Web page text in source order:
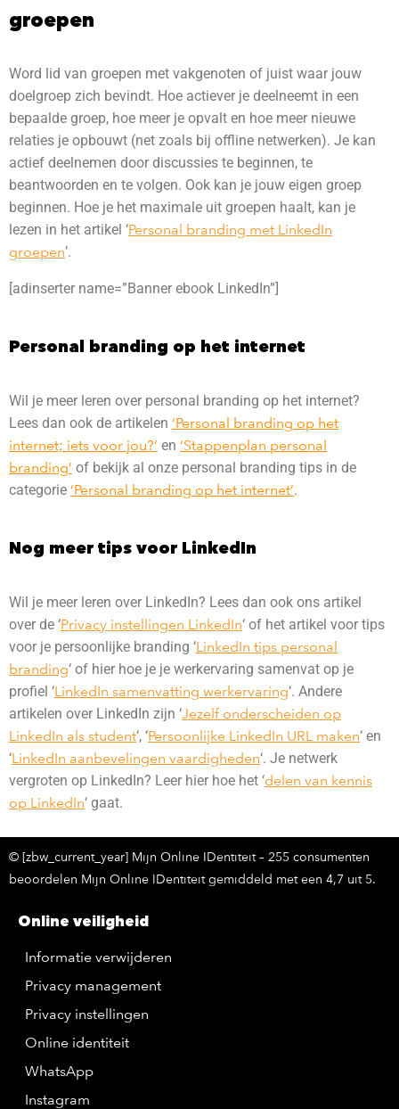
groepen
Word lid van groepen met vakgenoten of juist waar jouw
doelgroep zich bevindt. Hoe actiever je deelneemt in een
bepaalde groep, hoe meer je opvalt en hoe meer nieuwe
relaties je opbouwt (net zoals bij offline netwerken). Je kan
actief deelnemen door discussies te beginnen, te
beantwoorden en te volgen. Ook kan je jouw eigen groep
beginnen. Hoe je het maximale uit groepen haalt, kan je
lezen in het artikel ‘Personal branding met LinkedIn
groepen’.
[adinserter name=”Banner ebook LinkedIn”]
Personal branding op het internet
Wil je meer leren over personal branding op het internet?
Lees dan ook de artikelen ‘Personal branding op het
internet; iets voor jou?’ en ‘Stappenplan personal
branding’ of bekijk al onze personal branding tips in de
categorie ‘Personal branding op het internet’.
Nog meer tips voor LinkedIn
Wil je meer leren over LinkedIn? Lees dan ook ons artikel
over de ‘Privacy instellingen LinkedIn‘ of het artikel voor tips
voor je persoonlijke branding ‘LinkedIn tips personal
branding‘ of hier hoe je je werkervaring samenvat op je
profiel ‘LinkedIn samenvatting werkervaring‘. Andere
artikelen over LinkedIn zijn ‘Jezelf onderscheiden op
LinkedIn als student‘, ‘Persoonlijke LinkedIn URL maken‘ en
‘LinkedIn aanbevelingen vaardigheden‘. Je netwerk
vergroten op LinkedIn? Leer hier hoe het ‘delen van kennis
op LinkedIn‘ gaat.
© [zbw_current_year] Mijn Online IDentiteit – 255 consumenten
beoordelen Mijn Online IDentiteit gemiddeld met een 4,7 uit 5.
Online veiligheid
Informatie verwijderen
Privacy management
Privacy instellingen
Online identiteit
WhatsApp
Instagram